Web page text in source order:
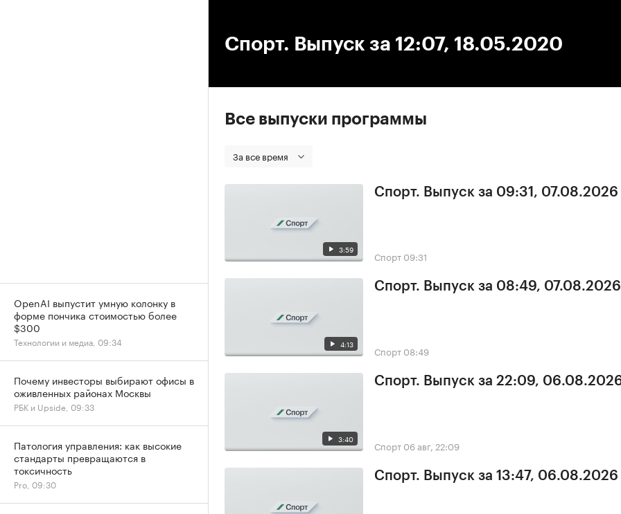
Спорт. Выпуск за 12:07, 18.05.2020
Все выпуски программы
За все время
3:59
Спорт. Выпуск за 09:31, 07.08.2026
Спорт 09:31
4:13
Спорт. Выпуск за 08:49, 07.08.2026
Спорт 08:49
3:40
Спорт. Выпуск за 22:09,
Спорт 06 авг, 22:09
Спорт. Выпуск за 13:47, 06.08.2026
OpenAI выпустит умную колонку в
форме пончика стоимостью более
$300
Технологии и медиа, 09:34
Почему инвесторы выбирают офисы в
оживленных районах Москвы
РБК и Upside, 09:33
Патология управления: как высокие
стандарты превращаются в
токсичность
Pro, 09:30